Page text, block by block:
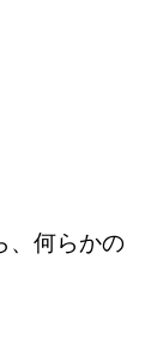
、何らかの